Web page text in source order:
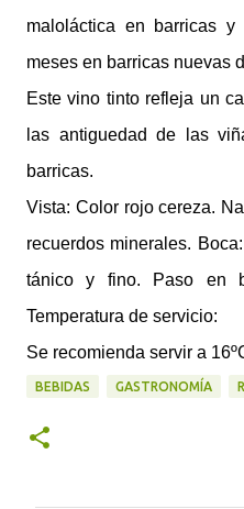
maloláctica en barricas
meses en barricas nuevas
Este vino tinto refleja un
las antiguedad de las
barricas.
Vista: Color rojo cereza.
recuerdos minerales.
tánico y fino. Paso en
Temperatura de servicio:
Se recomienda servir a
BEBIDAS GASTRONOMÍA